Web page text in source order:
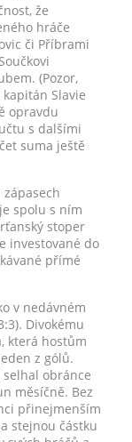
že
hráče
či Příbrami
(Pozor,
Slavie
opravdu
s dalšími
suma ještě
spolu s ním
stoper
investované do
přímé
v nedávném
Divokému
která hostům
z gólů.
obránce
měsíčně. Bez
přinejmenším
stejnou částku